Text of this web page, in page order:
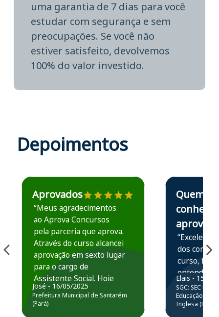
uma garantia de 7 dias para você
estudar com segurança e sem
preocupações. Se você não
estiver satisfeito, devolvemos
100% do valor investido.
Depoimentos
Estudante José recomenda o Aprova Concursos em
Aprovados
“Meus agradecimentos
ao Aprova Concursos
pela parceria que aprova.
Através do curso alcancei
aprovação em sexto lugar
para o cargo de
Assistente Social. Hoje
estou atuando na
Prefeitura de Santarém.
José - 16/05/2025
Prefeitura Municipal de Santarém
(Pará)
Estudante Elais
Quem
conhece,
aprova
“Excelente
dos
curso,
entender e
prática
resolução
questões.”
Elais - 15/07/
SGC: SEC BA
Educação
Inglesa (Edital